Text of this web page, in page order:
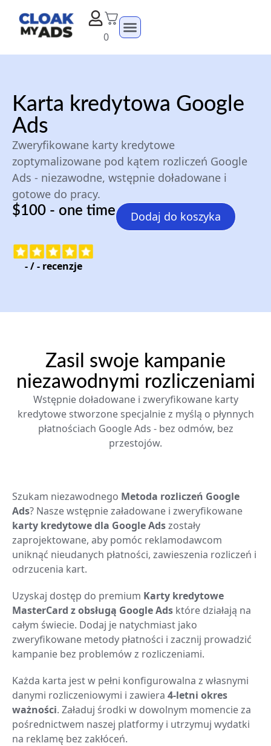
0
Karta kredytowa Google
Ads
Zweryfikowane karty kredytowe
zoptymalizowane pod kątem rozliczeń Google
Ads - niezawodne, wstępnie doładowane i
gotowe do pracy.
$100 - one time
Dodaj do koszyka
-/- recenzje
Zasil swoje kampanie
niezawodnymi rozliczeniami
Wstępnie doładowane i zweryfikowane karty
kredytowe stworzone specjalnie z myślą o płynnych
płatnościach Google Ads - bez odmów, bez
przestojów.
Szukam niezawodnego Metoda rozliczeń Google
Ads? Nasze wstępnie załadowane i zweryfikowane
karty kredytowe dla Google Adszostały
zaprojektowane, aby pomóc reklamodawcom
uniknąć nieudanych płatności, zawieszenia rozliczeń i
odrzucenia kart.
Uzyskaj dostęp do premium Karty kredytowe
MasterCard z obsługą Google Ads które działają na
całym świecie. Dodaj je natychmiast jako
zweryfikowane metody płatności i zacznij prowadzić
kampanie bez problemów z rozliczeniami.
Każda karta jest w pełni konfigurowalna z własnymi
danymi rozliczeniowymi i zawiera 4-letni okres
ważności. Załaduj środki w dowolnym momencie za
pośrednictwem naszej platformy i utrzymuj wydatki
na reklamę bez zakłóceń.